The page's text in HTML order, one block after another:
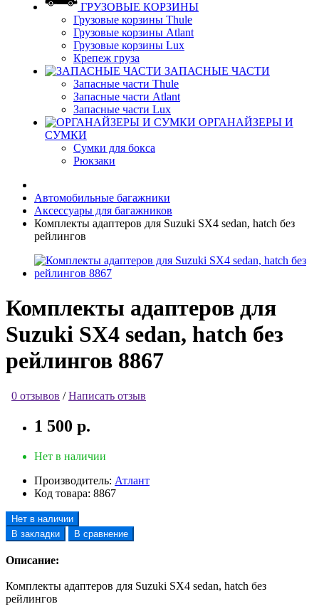
ГРУЗОВЫЕ КОРЗИНЫ
Грузовые корзины Thule
Грузовые корзины Atlant
Грузовые корзины Lux
Крепеж груза
ЗАПАСНЫЕ ЧАСТИ
Запасные части Thule
Запасные части Atlant
Запасные части Lux
ОРГАНАЙЗЕРЫ И
СУМКИ
Сумки для бокса
Рюкзаки
Автомобильные багажники
Аксессуары для багажников
Комплекты адаптеров для Suzuki SX4 sedan, hatch без
рейлингов
Комплекты адаптеров для
Suzuki SX4 sedan, hatch без
рейлингов 8867
0 отзывов /Написать отзыв
1 500 р.
Нет в наличии
Производитель: Атлант
Код товара: 8867
Нет в наличии
В закладки
В сравнение
Описание:
Комплекты адаптеров для Suzuki SX4 sedan, hatch без
рейлингов